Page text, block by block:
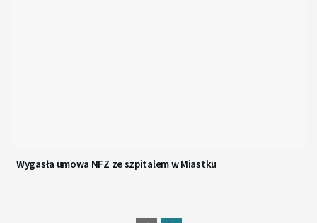
Wygasła umowa NFZ ze szpitalem w Miastku